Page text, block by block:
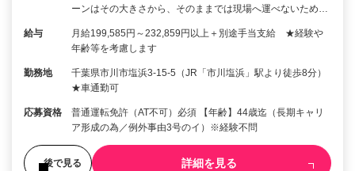
ーンはその大きさから、そのままでは現場へ運べないため…
給与
月給199,585円～232,859円以上＋別途手当支給 ★経験や
年齢等を考慮します
勤務地
千葉県市川市塩浜3-15-5（JR「市川塩浜」駅より徒歩8分）
★車通勤可
応募資格
普通運転免許（AT不可）必須 【年齢】44歳迄（長期キャリ
ア形成の為／例外事由3号のイ）※経験不問
後で見る 詳細を見る